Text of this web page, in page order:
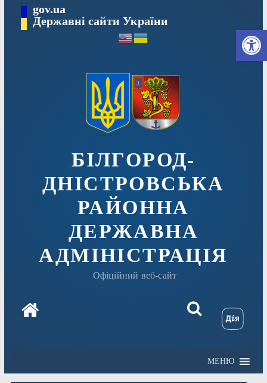
вмісту
gov.ua
Державні сайти України
БІЛГОРОД-
ДНІСТРОВСЬКА
РАЙОННА
ДЕРЖАВНА
АДМІНІСТРАЦІЯ
Офіційний веб-сайт
МЕНЮ